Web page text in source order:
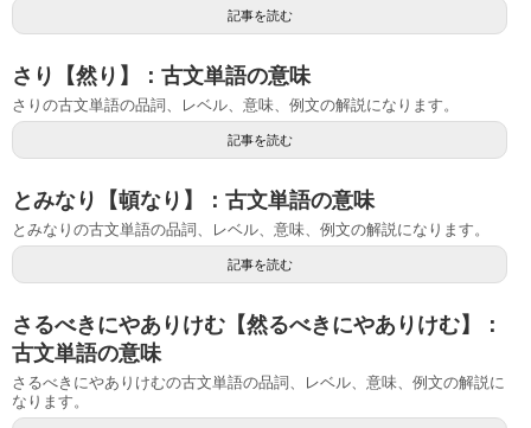
記事を読む
さり【然り】：古文単語の意味
さりの古文単語の品詞、レベル、意味、例文の解説になります。
記事を読む
とみなり【頓なり】：古文単語の意味
とみなりの古文単語の品詞、レベル、意味、例文の解説になります。
記事を読む
さるべきにやありけむ【然るべきにやありけむ】：
古文単語の意味
さるべきにやありけむの古文単語の品詞、レベル、意味、例文の解説に
なります。